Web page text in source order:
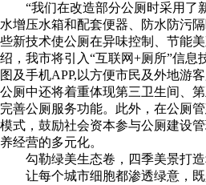
“我们在改造部分公厕时采用了
水增压水箱和配套便器、防水防污
些新技术使公厕在异味控制、节能
绍，我市将引入“互联网+厕所”信息
图及手机APP,以方便市民及外地游
公厕中还将着重体现第三卫生间、
完善公厕服务功能。此外，在公厕
模式，鼓励社会资本参与公厕建设
养经营的多元化。
勾勒绿美生态卷，四季美景打
让每个城市细胞都渗透绿意，